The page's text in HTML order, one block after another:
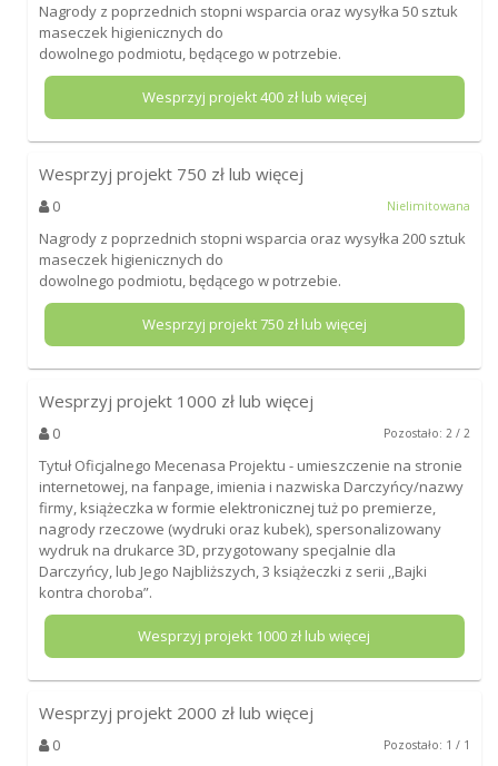
Nagrody z poprzednich stopni wsparcia oraz wysyłka 50 sztuk
maseczek higienicznych do
dowolnego podmiotu, będącego w potrzebie.
Wesprzyj projekt400zł lub więcej
Wesprzyj projekt 750 zł lub więcej
0 Nielimitowana
Nagrody z poprzednich stopni wsparcia oraz wysyłka 200 sztuk
maseczek higienicznych do
dowolnego podmiotu, będącego w potrzebie.
Wesprzyj projekt750zł lub więcej
Wesprzyj projekt 1000 zł lub więcej
0 Pozostało: 2 / 2
Tytuł Oficjalnego Mecenasa Projektu - umieszczenie na stronie
internetowej, na fanpage, imienia i nazwiska Darczyńcy/nazwy
firmy, książeczka w formie elektronicznej tuż po premierze,
nagrody rzeczowe (wydruki oraz kubek), spersonalizowany
wydruk na drukarce 3D, przygotowany specjalnie dla
Darczyńcy, lub Jego Najbliższych, 3 książeczki z serii ,,Bajki
kontra choroba”.
Wesprzyj projekt 1000 zł lub więcej
Wesprzyj projekt 2000 zł lub więcej
0 Pozostało: 1 / 1